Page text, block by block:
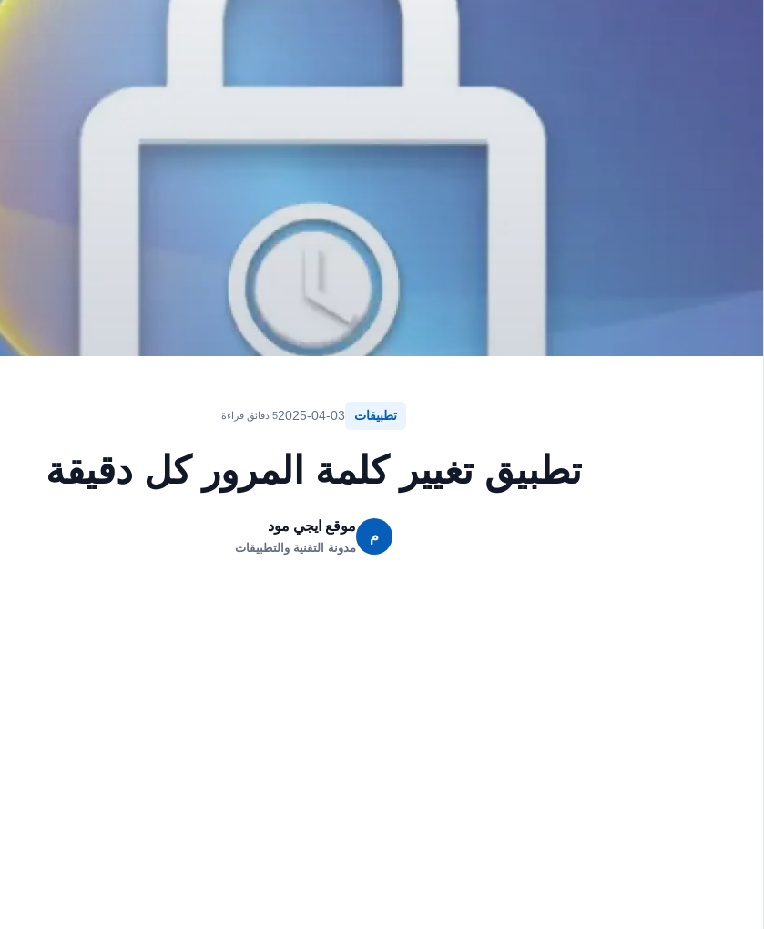
تطبيقات 2025-04-035 دقائق قراءة
تطبيق تغيير كلمة المرور كل دقيقة
م
موقع ايجي مود
مدونة التقنية والتطبيقات